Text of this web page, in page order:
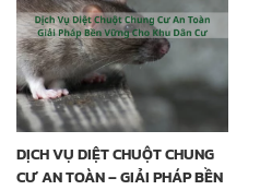
DỊCH VỤ DIỆT CHUỘT CHUNG
CƯ AN TOÀN – GIẢI PHÁP BỀN